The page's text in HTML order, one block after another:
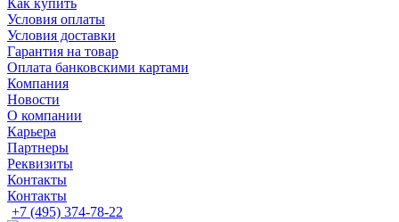
Как купить
Условия оплаты
Условия доставки
Гарантия на товар
Оплата банковскими картами
Компания
Новости
О компании
Карьера
Партнеры
Реквизиты
Контакты
Контакты
+7 (495) 374-78-22